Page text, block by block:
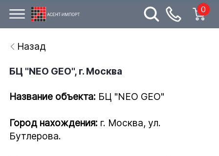
0
Назад
БЦ "NEO GEO", г. Москва
Название объекта: БЦ "NEO GEO"
Город нахождения: г. Москва, ул.
Бутлерова.